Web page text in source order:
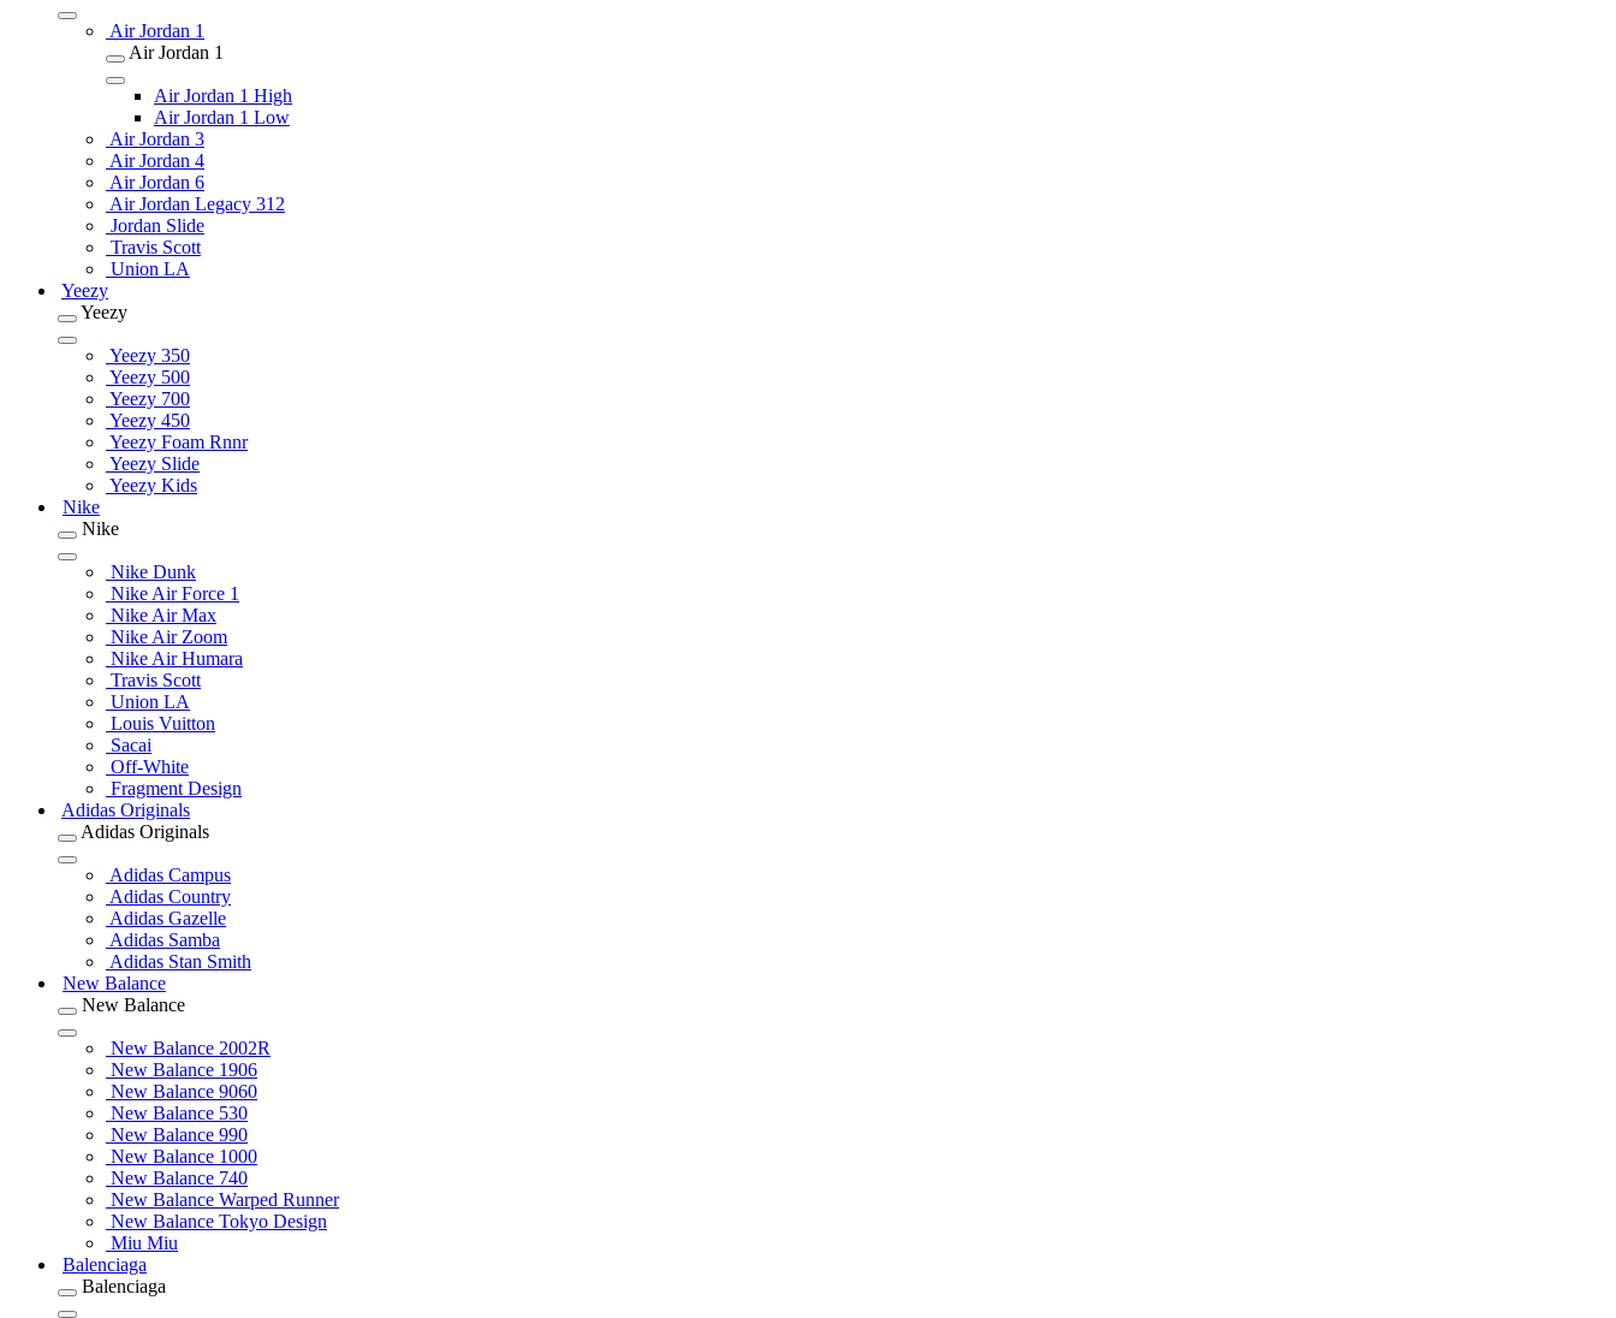
Air Jordan 1
Air Jordan 1
Air Jordan 1 High
Air Jordan 1 Low
Air Jordan 3
Air Jordan 4
Air Jordan 6
Air Jordan Legacy 312
Jordan Slide
Travis Scott
Union LA
Yeezy
Yeezy
Yeezy 350
Yeezy 500
Yeezy 700
Yeezy 450
Yeezy Foam Rnnr
Yeezy Slide
Yeezy Kids
Nike
Nike
Nike Dunk
Nike Air Force 1
Nike Air Max
Nike Air Zoom
Nike Air Humara
Travis Scott
Union LA
Louis Vuitton
Sacai
Off-White
Fragment Design
Adidas Originals
Adidas Originals
Adidas Campus
Adidas Country
Adidas Gazelle
Adidas Samba
Adidas Stan Smith
New Balance
New Balance
New Balance 2002R
New Balance 1906
New Balance 9060
New Balance 530
New Balance 990
New Balance 1000
New Balance 740
New Balance Warped Runner
New Balance Tokyo Design
Miu Miu
Balenciaga
Balenciaga